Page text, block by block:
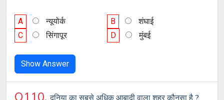
A न्यूयोर्क B
शंघाई
C
सिंगापूर D मुंबई
Show Answer
दुनिया का सबसे अधिक आबादी वाला शहर कौनसा है ?